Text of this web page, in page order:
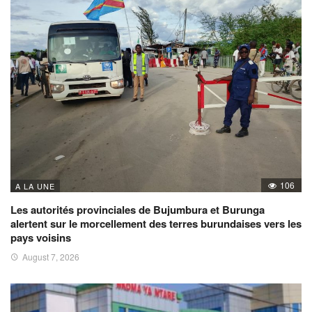
A LA UNE 106
Les autorités provinciales de Bujumbura et Burunga
alertent sur le morcellement des terres burundaises vers les
pays voisins
August 7, 2026